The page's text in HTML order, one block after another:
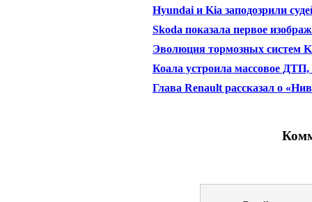
Hyundai и Kia заподозрили
Skoda показала первое
Эволюция тормозных систем
Коала устроила массовое ДТП,
Глава Renault рассказал о